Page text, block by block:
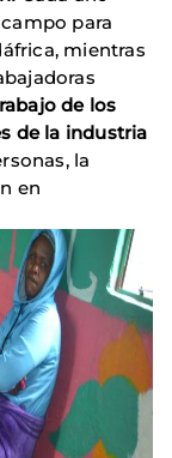
para
mientras
de los
de la industria
la
en